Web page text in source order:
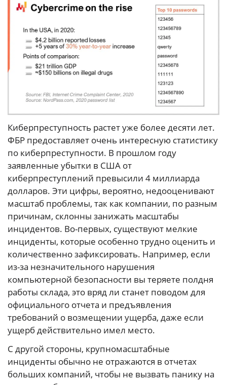
Киберпреступность растет уже более десяти лет.
ФБР предоставляет очень интересную статистику
по киберпреступности. В прошлом году
заявленные убытки в США от
киберпреступлений превысили 4 миллиарда
долларов. Эти цифры, вероятно, недооценивают
масштаб проблемы, так как компании, по разным
причинам, склонны занижать масштабы
инцидентов. Во-первых, существуют мелкие
инциденты, которые особенно трудно оценить и
количественно зафиксировать. Например, если
из-за незначительного нарушения
компьютерной безопасности вы теряете полдня
работы склада, это вряд ли станет поводом для
официального отчета и предъявления
требований о возмещении ущерба, даже если
ущерб действительно имел место.
С другой стороны, крупномасштабные
инциденты обычно не отражаются в отчетах
больших компаний, чтобы не вызвать панику на